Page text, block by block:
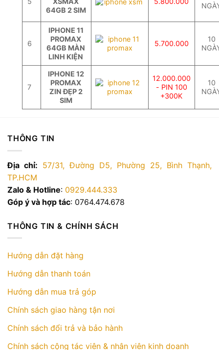
64GB 2 SIM
6
IPHONE 11
PROMAX
64GB MÀN
LINH KIỆN
5.700.000
10
7
IPHONE 12
PROMAX
ZIN ĐẸP 2
SIM
12.000.000
- PIN 100
+300K
10
THÔNG TIN
Địa chỉ: 57/31, Đường D5, Phường 25, Bình Thạnh,
TP.HCM
Zalo & Hotline: 0929.444.333
Góp ý và hợp tác: 0764.474.678
THÔNG TIN & CHÍNH SÁCH
Hướng dẫn đặt hàng
Hướng dẫn thanh toán
Hướng dẫn mua trả góp
Chính sách giao hàng tận nơi
Chính sách đổi trả và bảo hành
Chính sách cộng tác viên & nhân viên kinh doanh